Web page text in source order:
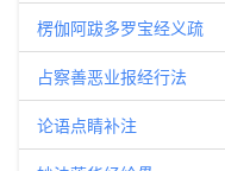
楞伽阿跋多罗宝经义疏
占察善恶业报经行法
论语点睛补注